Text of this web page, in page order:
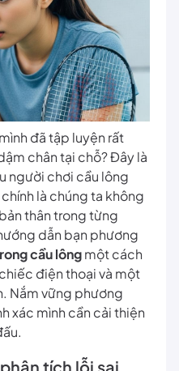
đã tập luyện rất
chân tại chỗ? Đây là
người chơi cầu lông
là chúng ta không
thân trong từng
dẫn bạn phương
cầu lôngmột cách
điện thoại và một
Nắm vững phương
xác mình cần cải thiện
tích lỗi sai